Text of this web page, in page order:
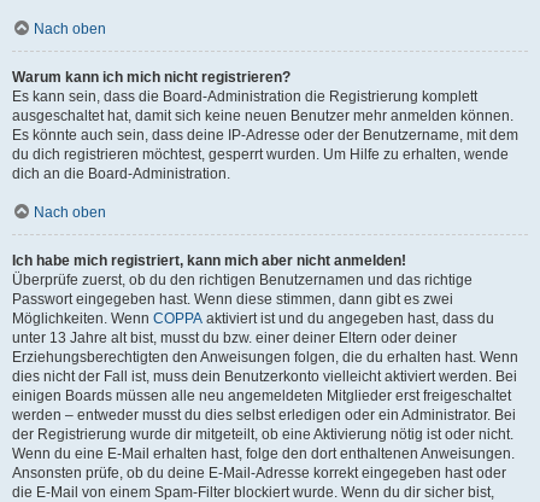
Nach oben
Warum kann ich mich nicht registrieren?
Es kann sein, dass die Board-Administration die Registrierung komplett
ausgeschaltet hat, damit sich keine neuen Benutzer mehr anmelden können.
Es könnte auch sein, dass deine IP-Adresse oder der Benutzername, mit dem
du dich registrieren möchtest, gesperrt wurden. Um Hilfe zu erhalten, wende
dich an die Board-Administration.
Nach oben
Ich habe mich registriert, kann mich aber nicht anmelden!
Überprüfe zuerst, ob du den richtigen Benutzernamen und das richtige
Passwort eingegeben hast. Wenn diese stimmen, dann gibt es zwei
Möglichkeiten. Wenn COPPA aktiviert ist und du angegeben hast, dass du
unter 13 Jahre alt bist, musst du bzw. einer deiner Eltern oder deiner
Erziehungsberechtigten den Anweisungen folgen, die du erhalten hast. Wenn
dies nicht der Fall ist, muss dein Benutzerkonto vielleicht aktiviert werden. Bei
einigen Boards müssen alle neu angemeldeten Mitglieder erst freigeschaltet
werden – entweder musst du dies selbst erledigen oder ein Administrator. Bei
der Registrierung wurde dir mitgeteilt, ob eine Aktivierung nötig ist oder nicht.
Wenn du eine E-Mail erhalten hast, folge den dort enthaltenen Anweisungen.
Ansonsten prüfe, ob du deine E-Mail-Adresse korrekt eingegeben hast oder
die E-Mail von einem Spam-Filter blockiert wurde. Wenn du dir sicher bist,